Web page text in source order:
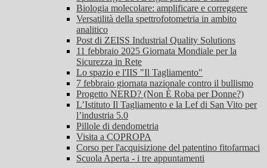
Biologia molecolare: amplificare e correggere
Versatilità della spettrofotometria in ambito
analitico
Post di ZEISS Industrial Quality Solutions
11 febbraio 2025 Giornata Mondiale per la
Sicurezza in Rete
Lo spazio e l'IIS "Il Tagliamento"
7 febbraio giornata nazionale contro il bullismo
Progetto NERD? (Non È Roba per Donne?)
L’Istituto Il Tagliamento e la Lef di San Vito per
l’industria 5.0
Pillole di dendometria
Visita a COPROPA
Corso per l'acquisizione del patentino fitofarmaci
Scuola Aperta - i tre appuntamenti